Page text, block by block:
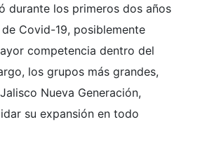
durante los primeros dos años
Covid-19, posiblemente
competencia dentro del
los grupos más grandes,
Nueva Generación,
su expansión en todo